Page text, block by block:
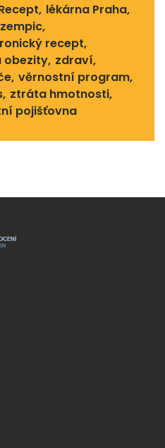
lékárna Praha
recept
obezity zdraví
věrnostní program
ztráta hmotnosti
pojišťovna